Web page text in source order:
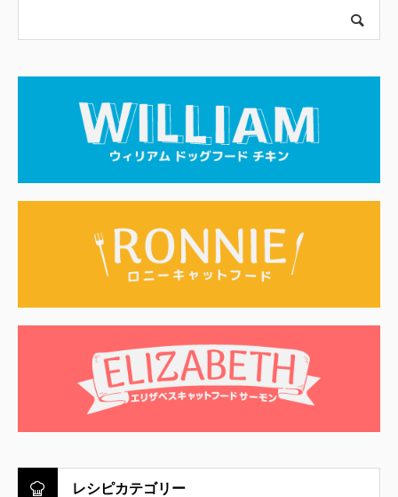
レシピカテゴリー